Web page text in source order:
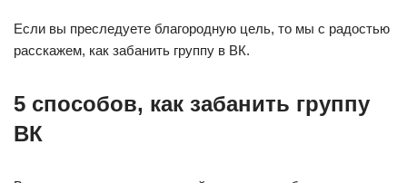
Если вы преследуете благородную цель, то мы с радостью
расскажем, как забанить группу в ВК.
5 способов, как забанить группу
ВК